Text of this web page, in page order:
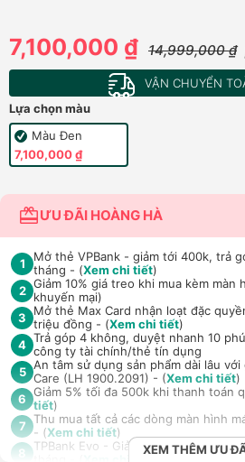
7,100,000 ₫ 14,999,000 ₫
VẬN CHUYỂN
Lựa chọn màu
Màu Đen
7,100,000 ₫
ƯU ĐÃI HOÀNG HÀ
1
Mở thẻ VPBank - giảm tới 400k, trả
tháng - (Xem chi tiết)
2 Giảm 10% giá treo khi mua kèm
khuyến mại)
3
Mở thẻ Max Card nhận loạt đặc
triệu đồng - (Xem chi tiết)
4 Trả góp 4 không, duyệt nhanh 10
công ty tài chính/thẻ tín dụng
5 An tâm sử dụng sản phẩm dài lâu
Care (LH 1900.2091) - (Xem chi tiết)
6 Giảm 5% tối đa 500k khi thanh toán
tiết)
7
Thu mua tất cả các dòng màn hình
- (Xem chi tiết)
8
TPBank Evo - Giảm đến 500.000đ,
XEM THÊM ƯU